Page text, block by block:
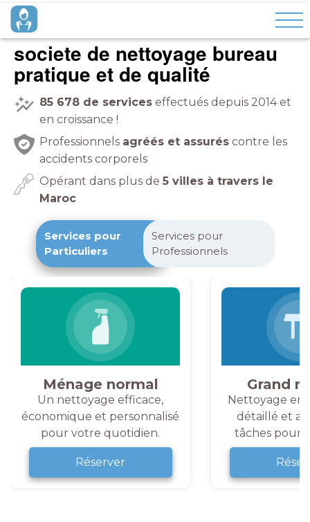
societe de nettoyage bureau
pratique et de qualité
85 678 de services effectués depuis 2014 et
en croissance !
Professionnels agréés et assurés contre les
accidents corporels
Opérant dans plus de 5 villes à travers le
Maroc
Services pour
Particuliers
Services pour
Professionnels
Ménage normal
Un nettoyage efficace,
économique et personnalisé
pour votre quotidien.
Réserver
Grand
Nettoyage en
détaillé et
tâches pour